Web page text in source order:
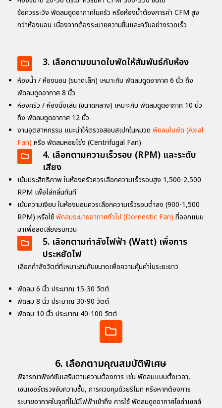
ข้อควรระวัง พัดลมดูดอากาศในครัว หรือห้องน้ำต้องการค่า CFM สูง
กว่าห้องนอน เนื่องจากต้องระบายความชื้นและควันอย่างรวดเร็ว
3. เลือกตามขนาดใบพัดให้สัมพันธ์กับห้อง
ห้องน้ำ / ห้องนอน (ขนาดเล็ก) เหมาะกับ พัดลมดูดอากาศ 6 นิ้ว ถึง
พัดลมดูดอากาศ 8 นิ้ว
ห้องครัว / ห้องนั่งเล่น (ขนาดกลาง) เหมาะกับ พัดลมดูดอากาศ 10 นิ้ว
ถึง พัดลมดูดอากาศ 12 นิ้ว
งานอุตสาหกรรม แนะนำให้ตรวจสอบสเปกในหมวด พัดลมใบพัด (Axial
Fan) หรือ พัดลมหอยโข่ง (Centrifugal Fan)
4. เลือกตามความเร็วรอบ (RPM) และระดับ
เสียง
เน้นประสิทธิภาพ ในห้องครัวควรเลือกความเร็วรอบสูง 1,500-2,500
RPM เพื่อไล่กลิ่นทันที
เน้นความเงียบ ในห้องนอนควรเลือกความเร็วรอบต่ำลง (900-1,500
RPM) หรือใช้พัดลมระบายอากาศทั่วไป (Domestic Fan) ที่ออกแบบ
มาเพื่อลดเสียงรบกวน
5. เลือกตามกำลังไฟฟ้า (Watt) เพื่อการ
ประหยัดไฟ
เลือกกำลังวัตต์ที่เหมาะสมกับขนาดเพื่อความคุ้มค่าในระยะยาว
พัดลม 6 นิ้ว ประมาณ 15-30 วัตต์
พัดลม 8 นิ้ว ประมาณ 30-90 วัตต์
พัดลม 10 นิ้ว ประมาณ 40-100 วัตต์
6. เลือกตามคุณสมบัติพิเศษ
พิจารณาฟังก์ชันเสริมตามความต้องการ เช่น พัดลมแบบตั้งเวลา,
เซนเซอร์ตรวจจับความชื้น, การควบคุมด้วยรีโมท หรือหากต้องการ
ระบายอากาศในจุดที่ไม่มีไฟฟ้าเข้าถึง การใช้ พัดลมดูดอากาศโซล่าเซลล์